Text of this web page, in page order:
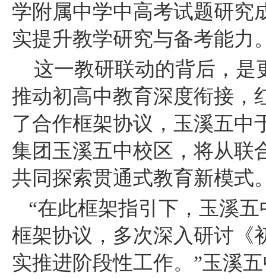
学附属中学中高考试题研究
实提升教学研究与备考能力
这一教研联动的背后，是
推动初高中教育深度衔接，
了合作框架协议，玉溪五中
集团玉溪五中校区，将从联
共同探索贯通式教育新模式
“在此框架指引下，玉溪
框架协议，多次深入研讨《
实推进阶段性工作。”玉溪